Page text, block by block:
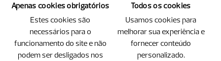
Apenas cookies obrigatórios
Estes cookies são
necessários para o
funcionamento do site e não
podem ser desligados nos
Todos os cookies
Usamos cookies para
melhorar sua experiência e
fornecer conteúdo
personalizado.